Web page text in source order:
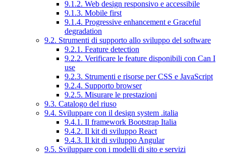
9.1.2. Web design responsivo e accessibile
9.1.3. Mobile first
9.1.4. Progressive enhancement e Graceful
degradation
9.2. Strumenti di supporto allo sviluppo del software
9.2.1. Feature detection
9.2.2. Verificare le feature disponibili con Can I
use
9.2.3. Strumenti e risorse per CSS e JavaScript
9.2.4. Supporto browser
9.2.5. Misurare le prestazioni
9.3. Catalogo del riuso
9.4. Sviluppare con il design system .italia
9.4.1. Il framework Bootstrap Italia
9.4.2. Il kit di sviluppo React
9.4.3. Il kit di sviluppo Angular
9.5. Sviluppare con i modelli di sito e servizi